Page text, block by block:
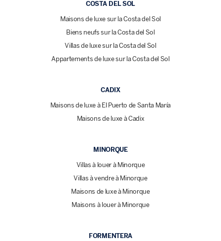
COSTA DEL SOL
Maisons de luxe sur la Costa del Sol
Biens neufs sur la Costa del Sol
Villas de luxe sur la Costa del Sol
Appartements de luxe sur la Costa del Sol
CADIX
Maisons de luxe à El Puerto de Santa María
Maisons de luxe à Cadix
MINORQUE
Villas à louer à Minorque
Villas à vendre à Minorque
Maisons de luxe à Minorque
Maisons à louer à Minorque
FORMENTERA